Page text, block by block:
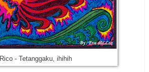
Rico - Tetanggaku, ihihih